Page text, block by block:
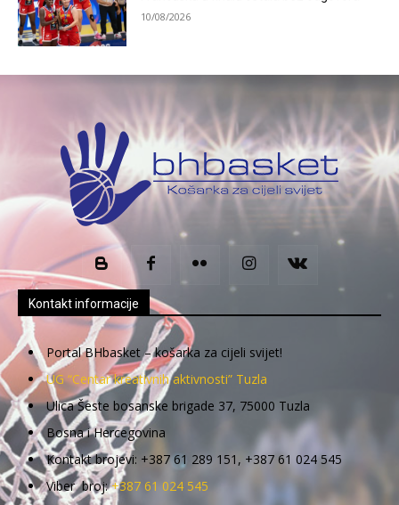
10/08/2026
Kontakt informacije
Portal BHbasket – košarka za cijeli svijet!
UG “Centar kreativnih aktivnosti” Tuzla
Ulica Šeste bosanske brigade 37, 75000 Tuzla
Bosna i Hercegovina
Kontakt brojevi: +387 61 289 151, +387 61 024 545
Viber broj:+387 61 024 545